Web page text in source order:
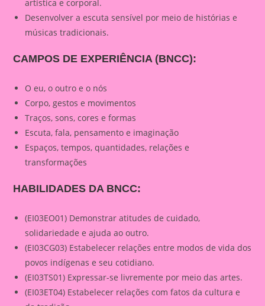
artística e corporal.
Desenvolver a escuta sensível por meio de histórias e
músicas tradicionais.
CAMPOS DE EXPERIÊNCIA (BNCC):
O eu, o outro e o nós
Corpo, gestos e movimentos
Traços, sons, cores e formas
Escuta, fala, pensamento e imaginação
Espaços, tempos, quantidades, relações e
transformações
HABILIDADES DA BNCC:
(EI03EO01) Demonstrar atitudes de cuidado,
solidariedade e ajuda ao outro.
(EI03CG03) Estabelecer relações entre modos de vida dos
povos indígenas e seu cotidiano.
(EI03TS01) Expressar-se livremente por meio das artes.
(EI03ET04) Estabelecer relações com fatos da cultura e